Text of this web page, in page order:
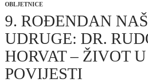
OBLJETNICE
9. ROĐENDAN
UDRUGE: DR.
HORVAT – ŽIVOT
POVIJESTI